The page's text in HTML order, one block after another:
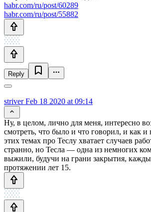
habr.com/ru/post/60289
habr.com/ru/post/55882
Reply
striverFeb 18 2020 at 09:14
Ну, в целом, лично для меня, интересно
смотреть, что было и что говорил, и как и
этих темах про Теслу хватает случаев
странно, но Тесла — одна из немногих
выжили, будучи на грани закрытия,
протяжении лет 15.